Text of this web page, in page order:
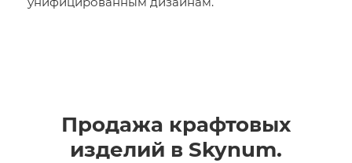
Продажа крафтовых
изделий в Skynum.